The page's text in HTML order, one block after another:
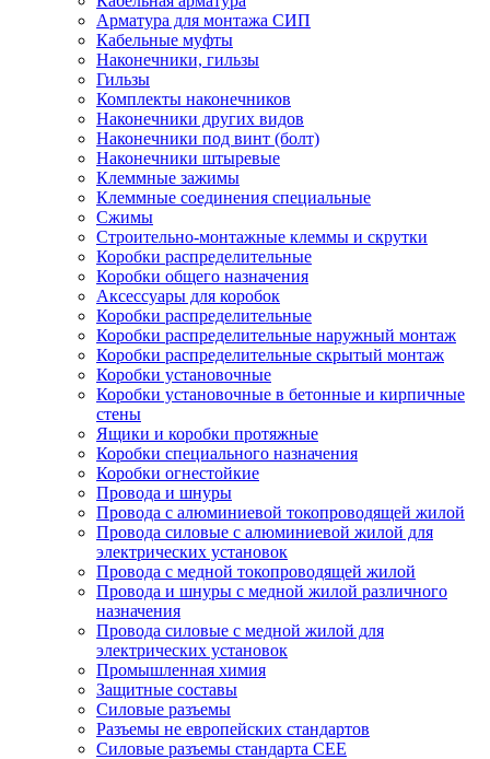
Арматура для монтажа СИП
Кабельные муфты
Наконечники, гильзы
Гильзы
Комплекты наконечников
Наконечники других видов
Наконечники под винт (болт)
Наконечники штыревые
Клеммные зажимы
Клеммные соединения специальные
Сжимы
Строительно-монтажные клеммы и скрутки
Коробки распределительные
Коробки общего назначения
Аксессуары для коробок
Коробки распределительные
Коробки распределительные наружный монтаж
Коробки распределительные скрытый монтаж
Коробки установочные
Коробки установочные в бетонные и кирпичные
стены
Ящики и коробки протяжные
Коробки специального назначения
Коробки огнестойкие
Провода и шнуры
Провода с алюминиевой токопроводящей жилой
Провода силовые с алюминиевой жилой для
электрических установок
Провода с медной токопроводящей жилой
Провода и шнуры с медной жилой различного
назначения
Провода силовые с медной жилой для
электрических установок
Промышленная химия
Защитные составы
Силовые разъемы
Разъемы не европейских стандартов
Силовые разъемы стандарта CEE